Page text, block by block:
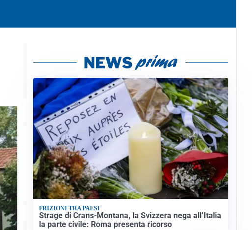
FRIZIONI TRA PAESI
Strage di Crans-Montana, la Svizzera nega all’Italia
la parte civile: Roma presenta ricorso